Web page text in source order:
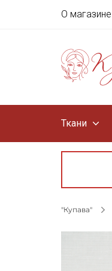
О магазине
Ткани
"Купава"